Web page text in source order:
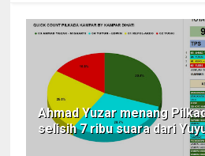
Ahmad Yuzar menang
selisih 7 ribu suara dari